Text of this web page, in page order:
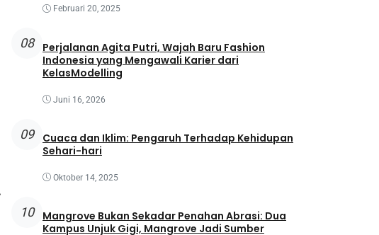
Februari 20, 2025
08
Perjalanan Agita Putri, Wajah Baru Fashion
Indonesia yang Mengawali Karier dari
KelasModelling
Juni 16, 2026
09
Cuaca dan Iklim: Pengaruh Terhadap Kehidupan
Sehari-hari
Oktober 14, 2025
10
Mangrove Bukan Sekadar Penahan Abrasi: Dua
Kampus Unjuk Gigi, Mangrove Jadi Sumber